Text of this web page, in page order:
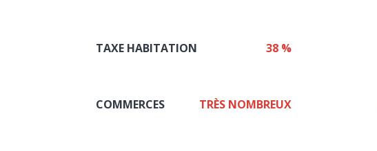
TAXE HABITATION 38 %
COMMERCES TRÈS NOMBREUX